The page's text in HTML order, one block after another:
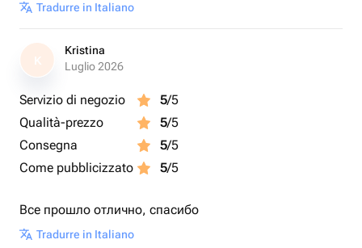
Tradurre in Italiano
K
Kristina
Luglio 2026
Servizio di negozio 5/5
Qualità-prezzo
5/5
Consegna
5/5
Come pubblicizzato
5/5
Все прошло отлично, спасибо
Tradurre in Italiano